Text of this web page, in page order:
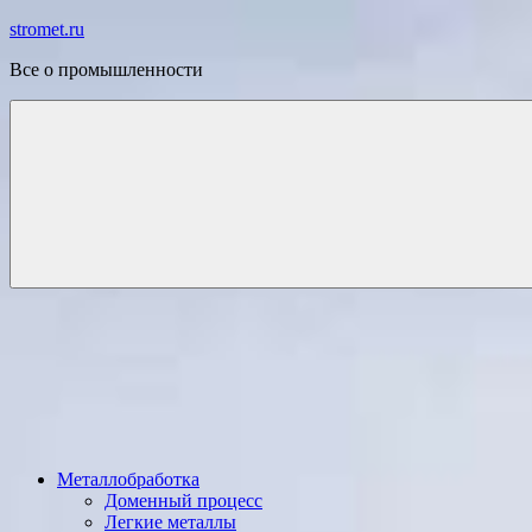
Перейти
содержимому
stromet.ru
Все о промышленности
Металлобработка
Доменный процесс
Легкие металлы